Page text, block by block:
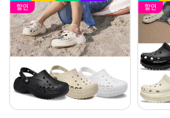
할인
할인